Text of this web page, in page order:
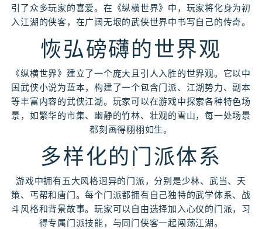
引了众多玩家的喜爱。在《纵横世界》中，玩家将化身为初
入江湖的侠客，在广阔无垠的武侠世界中书写自己的传奇。
恢弘磅礴的世界观
《纵横世界》建立了一个庞大且引人入胜的世界观。它以中
国武侠小说为蓝本，构建了一个包含门派、江湖势力、副本
等丰富内容的武侠江湖。玩家可以在游戏中探索各种特色场
景，如繁华的市集、幽静的竹林、壮观的雪山，每一处场景
都刻画得栩栩如生。
多样化的门派体系
游戏中拥有五大风格迥异的门派，分别是少林、武当、天
策、丐帮和唐门。每个门派都拥有自己独特的武学体系、战
斗风格和背景故事。玩家可以自由选择加入心仪的门派，习
得专属门派技能，与同门侠客一起闯荡江湖。